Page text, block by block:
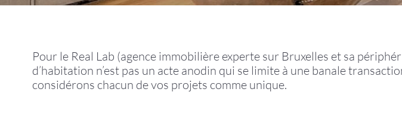
Pour le Real Lab (agence immobilière experte sur Bruxelles et sa
d’habitation n’est pas un acte anodin qui se limite à une banale
considérons chacun de vos projets comme unique.